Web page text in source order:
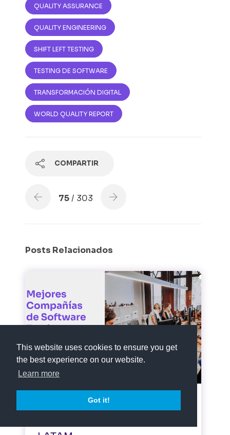
This website uses cookies to ensure you get
the best experience on our website.
Learn more
Got it!
QUALITY ASSURANCE
QUALITY ENGINEERING
SHIFT LEFT TESTING
TESTING DE SOFTWARE
TRANSFORMACIÓN DIGITAL
WORLD QUALITY REPORT
COMPARTIR
75/ 303
Posts Relacionados
Calidad de Software
Mejores empresas de